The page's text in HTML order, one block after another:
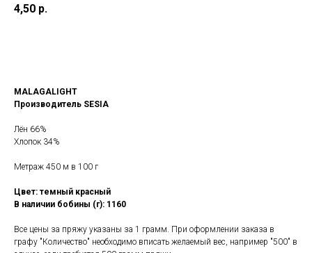
4,50 р.
MALAGALIGHT
Производитель SESIA
Лён 66%
Хлопок 34%
Метраж 450 м в 100 г
Цвет: темный красный
В наличии бобины (г): 1160
Все цены за пряжу указаны за 1 грамм. При оформлении заказа в
графу "Количество" необходимо вписать желаемый вес, например "500" в